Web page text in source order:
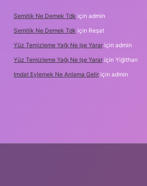
Semitik Ne Demek Tdk için admin
Semitik Ne Demek Tdk için Reşat
Yüz Temizleme Yağı Ne Işe Yarar için admin
Yüz Temizleme Yağı Ne Işe Yarar için Yiğithan
Imdat Eylemek Ne Anlama Gelir için admin